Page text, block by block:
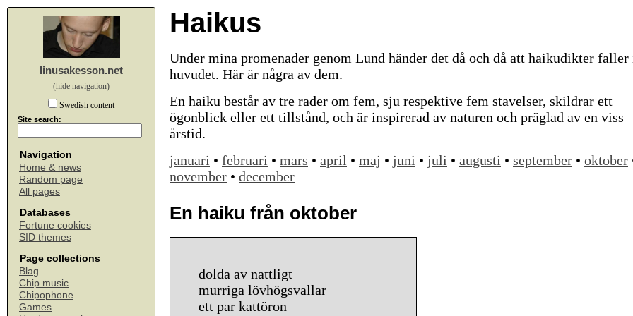
linusakesson.net
(hide navigation)
Swedish content
Site search:
Navigation
Home & news
Random page
All pages
Databases
Fortune cookies
SID themes
Page collections
Blag
Chip music
Chipophone
Games
Haikus
Under mina promenader genom Lund händer det då och då att haikudikter faller
huvudet. Här är några av dem.
En haiku består av tre rader om fem, sju respektive fem stavelser, skildrar ett
ögonblick eller ett tillstånd, och är inspirerad av naturen och präglad av en viss
årstid.
januari • februari • mars • april • maj • juni • juli • augusti • september • oktober
november • december
En haiku från oktober
dolda av nattligt
murriga lövhögsvallar
ett par kattöron